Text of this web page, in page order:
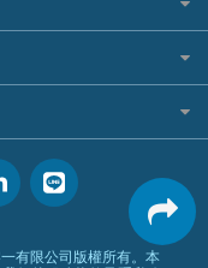
有限公司版權所有。本